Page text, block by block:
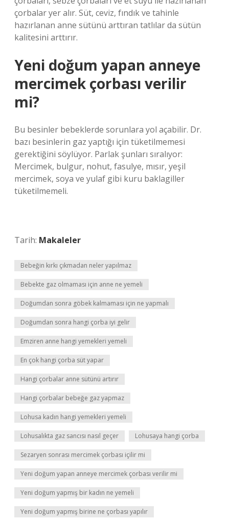
çorbalar yer alır. Süt, ceviz, fındık ve tahinle
hazırlanan anne sütünü arttıran tatlılar da sütün
kalitesini arttırır.
Yeni doğum yapan anneye
mercimek çorbası verilir
mi?
Bu besinler bebeklerde sorunlara yol açabilir. Dr.
bazı besinlerin gaz yaptığı için tüketilmemesi
gerektiğini söylüyor. Parlak şunları sıralıyor:
Mercimek, bulgur, nohut, fasulye, mısır, yeşil
mercimek, soya ve yulaf gibi kuru baklagiller
tüketilmemeli.
Tarih: Makaleler
Bebeğin kırkı çıkmadan neler yapılmaz
Bebekte gaz olmaması için anne ne yemeli
Doğumdan sonra göbek kalmaması için ne yapmalı
Doğumdan sonra hangi çorba iyi gelir
Emziren anne hangi yemekleri yemeli
En çok hangi çorba süt yapar
Hangi çorbalar anne sütünü artırır
Hangi çorbalar bebeğe gaz yapmaz
Lohusa kadın hangi yemekleri yemeli
Lohusalıkta gaz sancısı nasıl geçer Lohusaya hangi çorba
Sezaryen sonrası mercimek çorbası içilir mi
Yeni doğum yapan anneye mercimek çorbası verilir mi
Yeni doğum yapmış bir kadın ne yemeli
Yeni doğum yapmış birine ne çorbası yapılır